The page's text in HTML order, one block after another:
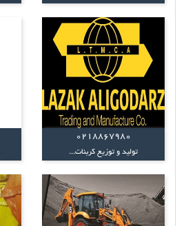
0218867980
تولید و توزیع کربنات...